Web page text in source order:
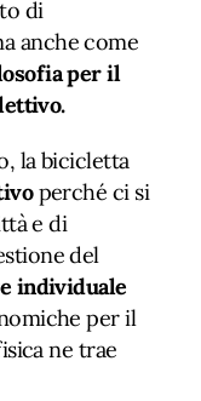
di
anche come
per il
la bicicletta
perché ci si
e di
del
individuale
per il
ne trae